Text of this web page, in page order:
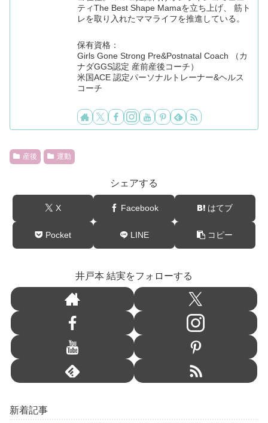
ティThe Best Shape Mamaを立ち上げ、 筋ト
レを取り入れたママライフを推進している。
保有資格：
Girls Gone Strong Pre&Postnatal Coach （カ
ナダGGS認定 産前産後コーチ）
米国ACE 認定パーソナルトレーナー&ヘルス
コーチ
産後 運動
シェアする
X Facebook はてブ
Pocket LINE コピー
井戸本 結実をフォローする
新着記事